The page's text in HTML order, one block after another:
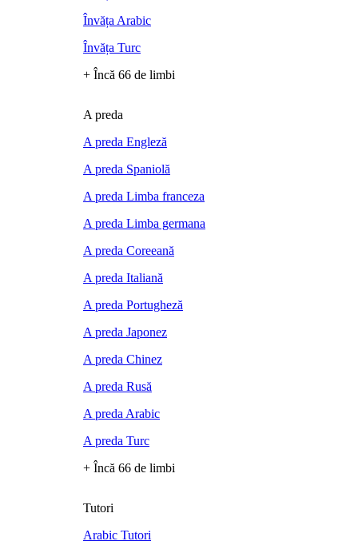
Învăța Arabic
Învăța Turc
+ Încă 66 de limbi
A preda
A preda Engleză
A preda Spaniolă
A preda Limba franceza
A preda Limba germana
A preda Coreeană
A preda Italiană
A preda Portugheză
A preda Japonez
A preda Chinez
A preda Rusă
A preda Arabic
A preda Turc
+ Încă 66 de limbi
Tutori
Arabic Tutori